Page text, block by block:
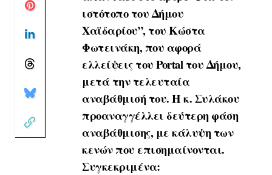
ιστότοπο του Δήμου
Χαϊδαρίου”, του Κώστα
Φωτεινάκη, που αφορά
ελλείψεις του Portal του Δήμου,
μετά την τελευταία
αναβάθμισή του. Η κ. Συλάκου
προαναγγέλλει δεύτερη φάση
αναβάθμισης, με κάλυψη των
κενών που επισημαίνονται.
Συγκεκριμένα: